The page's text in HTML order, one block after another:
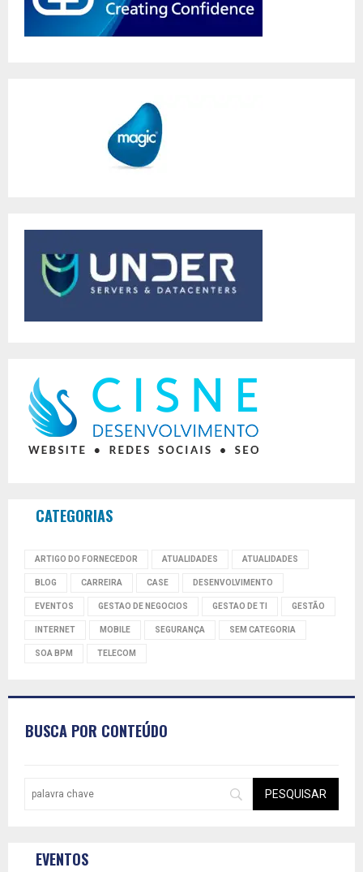
CATEGORIAS
ARTIGO DO FORNECEDOR ATUALIDADES ATUALIDADES
BLOG CARREIRA CASE DESENVOLVIMENTO
EVENTOS GESTAO DE NEGOCIOS GESTAO DE TI GESTÃO
INTERNET MOBILE SEGURANÇA SEM CATEGORIA
SOA BPM TELECOM
BUSCA POR CONTEÚDO
EVENTOS